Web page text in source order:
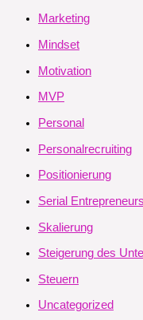
Marketing
Mindset
Motivation
MVP
Personal
Personalrecruiting
Positionierung
Serial
Skalierung
Steigerung des
Steuern
Uncategorized